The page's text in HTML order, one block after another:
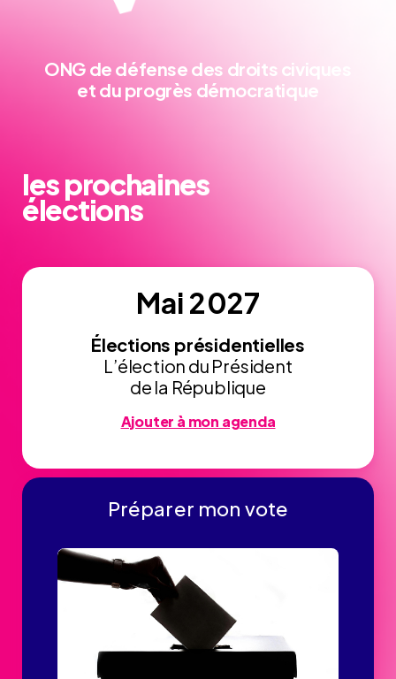
ONG de défense des droits civiques
et du progrès démocratique
les prochaines
élections
Mai 2027
Élections présidentielles
L’élection du Président
de la République
Ajouter à mon agenda
Préparer mon vote